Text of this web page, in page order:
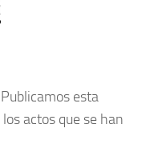
esta
actos que se han